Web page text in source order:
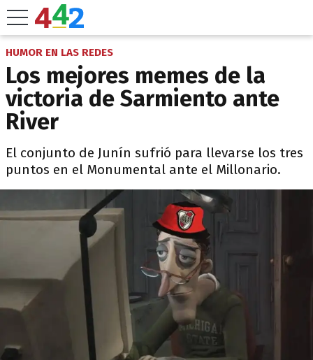
HUMOR EN LAS REDES
Los mejores memes de la
victoria de Sarmiento ante
River
El conjunto de Junín sufrió para llevarse los tres
puntos en el Monumental ante el Millonario.